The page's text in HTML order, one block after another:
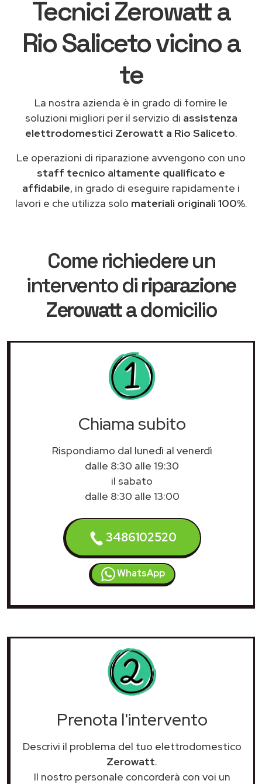
Tecnici Zerowatt a
Rio Saliceto vicino a
te
La nostra azienda è in grado di fornire le
soluzioni migliori per il servizio di assistenza
elettrodomestici Zerowatt a Rio Saliceto.
Le operazioni di riparazione avvengono con uno
staff tecnico altamente qualificato e
affidabile, in grado di eseguire rapidamente i
lavori e che utilizza solo materiali originali 100%.
Come richiedere un
intervento diriparazione
Zerowatta domicilio
Chiama subito
Rispondiamo dal lunedì al venerdì
dalle 8:30 alle 19:30
il sabato
dalle 8:30 alle 13:00
3486102520
WhatsApp
Prenota l'intervento
Descrivi il problema del tuo elettrodomestico
Zerowatt.
Il nostro personale concorderà con voi un